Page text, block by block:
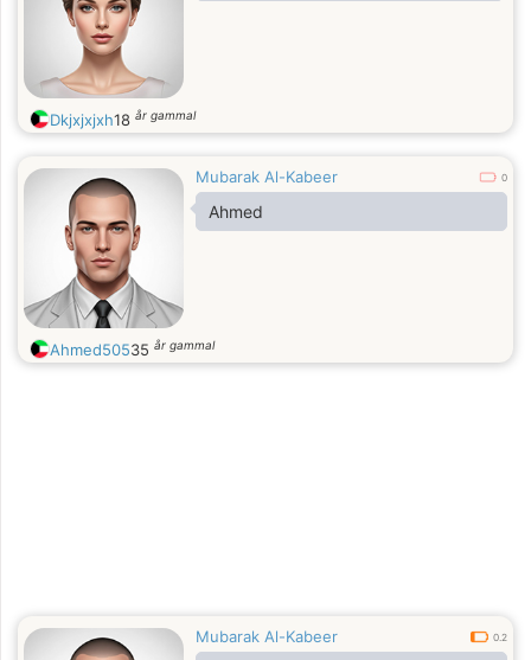
Dkjxjxjxh18 år gammal
Mubarak Al-Kabeer 0
Ahmed
Ahmed50535 år gammal
Mubarak Al-Kabeer 0.2